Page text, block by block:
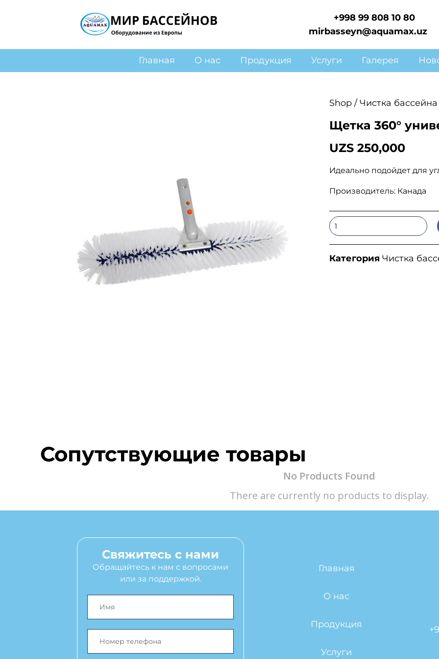
+998 99 808 10 80
mirbasseyn@aquamax.uz
Главная О нас Продукция Услуги Галерея
Shop / Чистка бассейна
Щетка 360°
UZS 250,000
Идеально подойдет для
Производитель: Канада
Категория Чистка
Сопутствующие товары
No Products Found
There are currently no products to display.
Свяжитесь с нами
Обращайтесь к нам с вопросами
или за поддержкой.
Главная
О нас
Продукция
Услуги